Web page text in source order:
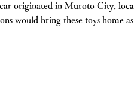
originated in Muroto City,
would bring these toys home